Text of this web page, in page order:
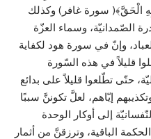
بِهِ الْحَقَّ﴾( سورة غافر) وكذلك
الصّمدانيّة، وسماء العزّة
وإنّ في سورة هود لكفاية
قليلاً في هذه السّورة
حتّى تطّلعوا قليلاً على بدائع
إيّاهم، لعلَّ تكوننَّ سببًا
إلى أوكار الوحدة
الباقية، وترزقنَّ من أثمار